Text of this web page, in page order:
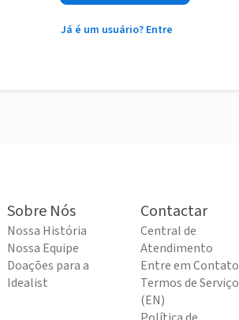
Já é um usuário? Entre
Sobre Nós
Nossa História
Nossa Equipe
Doações para a
Idealist
Contactar
Central de
Atendimento
Entre em Contato
Termos de Serviço
(EN)